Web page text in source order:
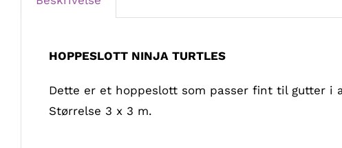
HOPPESLOTT NINJA TURTLES
Dette er et hoppeslott som passer fint til gutter i
Størrelse 3 x 3 m.